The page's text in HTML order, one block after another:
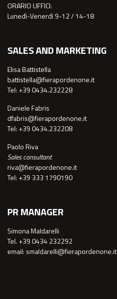
ORARIO UFFICI:
Lunedì-Venerdì 9-12 / 14-18
SALES AND MARKETING
Elisa Battistella
battistella@fierapordenone.it
Tel: +39 0434.232228
Daniele Fabris
dfabris@fierapordenone.it
Tel: +39 0434.232208
Paolo Riva
Sales consultant
riva@fierapordenone.it
Tel: +39 333 1790190
PR MANAGER
Simona Maldarelli
Tel. +39 0434 232292
email: smaldarelli@fierapordenone.it